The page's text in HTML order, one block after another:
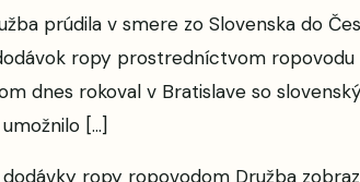
prúdila v smere zo Slovenska do
ropy prostredníctvom
dnes rokoval v Bratislave so
[…]
dodávky ropy ropovodom Družba